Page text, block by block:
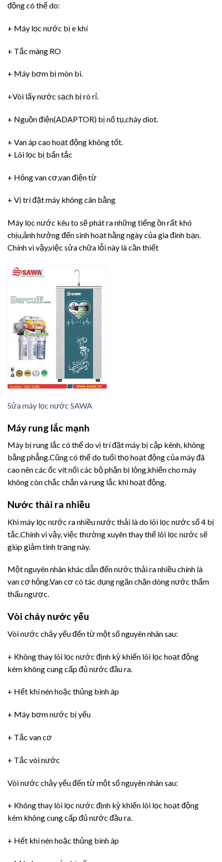
động có thể do:
+ Máy lọc nước bị e khí
+ Tắc màng RO
+ Máy bơm bị mòn bi.
+Vòi lấy nước sạch bị rò rỉ.
+ Nguồn điện(ADAPTOR) bị nổ tụ,cháy diot.
+ Van áp cao hoạt động không tốt.
+ Lõi lọc bị bẩn tắc
+ Hỏng van cơ,van điện từ
+ Vị trí đặt máy không cân bằng
Máy lọc nước kêu to sẽ phát ra những tiếng ồn rất khó
chịu,ảnh hưởng đến sinh hoạt hằng ngày của gia đình bạn.
Chính vì vậy,việc sửa chữa lỗi này là cần thiết
Sửa máy lọc nước SAWA
Máy rung lắc mạnh
Máy bị rung lắc có thể do vị trí đặt máy bị cập kênh, không
bằng phẳng.Cũng có thể do tuổi thọ hoạt động của máy đã
cao nên các ốc vít nối các bộ phận bị lỏng,khiến cho máy
không còn chắc chắn và rung lắc khi hoạt động.
Nước thải ra nhiều
Khi máy lọc nước ra nhiều nước thải là do lõi lọc nước số 4 bị
tắc.Chính vì vậy, việc thường xuyên thay thế lõi lọc nước sẽ
giúp giảm tình trạng này.
Một nguyên nhân khác dẫn đến nước thải ra nhiều chính là
van cơ hỏng.Van cơ có tác dụng ngăn chặn dòng nước thẩm
thấu ngược.
Vòi chảy nước yếu
Vòi nước chảy yếu đến từ một số nguyên nhân sau:
+ Không thay lõi lọc nước định kỳ khiến lõi lọc hoạt động
kém không cung cấp đủ nước đầu ra.
+ Hết khí nén hoặc thủng bình áp
+ Máy bơm nước bị yếu
+ Tắc van cơ
+ Tắc vòi nước
Vòi nước chảy yếu đến từ một số nguyên nhân sau:
+ Không thay lõi lọc nước định kỳ khiến lõi lọc hoạt động
kém không cung cấp đủ nước đầu ra.
+ Hết khí nén hoặc thủng bình áp